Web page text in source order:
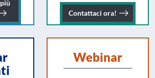
il corso online più adatto a te!
Contattaci ora!
Webinar